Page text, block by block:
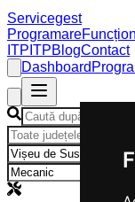
Servicegest
Programare
ITP ITPBlogContact
Dashboard